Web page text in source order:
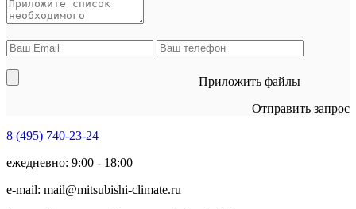
Приложить файлы
Отправить запрос
8 (495) 740-23-24
ежедневно: 9:00 - 18:00
e-mail: mail@mitsubishi-climate.ru